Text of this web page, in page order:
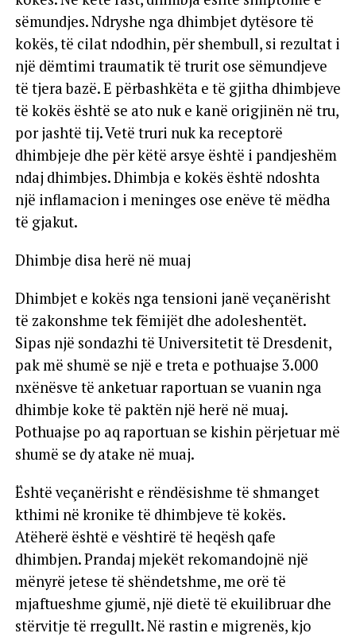
sëmundjes. Ndryshe nga dhimbjet dytësore të
kokës, të cilat ndodhin, për shembull, si rezultat i
një dëmtimi traumatik të trurit ose sëmundjeve
të tjera bazë. E përbashkëta e të gjitha dhimbjeve
të kokës është se ato nuk e kanë origjinën në tru,
por jashtë tij. Vetë truri nuk ka receptorë
dhimbjeje dhe për këtë arsye është i pandjeshëm
ndaj dhimbjes. Dhimbja e kokës është ndoshta
një inflamacion i meninges ose enëve të mëdha
të gjakut.
Dhimbje disa herë në muaj
Dhimbjet e kokës nga tensioni janë veçanërisht
të zakonshme tek fëmijët dhe adoleshentët.
Sipas një sondazhi të Universitetit të Dresdenit,
pak më shumë se një e treta e pothuajse 3.000
nxënësve të anketuar raportuan se vuanin nga
dhimbje koke të paktën një herë në muaj.
Pothuajse po aq raportuan se kishin përjetuar më
shumë se dy atake në muaj.
Është veçanërisht e rëndësishme të shmanget
kthimi në kronike të dhimbjeve të kokës.
Atëherë është e vështirë të heqësh qafe
dhimbjen. Prandaj mjekët rekomandojnë një
mënyrë jetese të shëndetshme, me orë të
mjaftueshme gjumë, një dietë të ekuilibruar dhe
stërvitje të rregullt. Në rastin e migrenës, kjo